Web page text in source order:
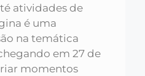
atividades de
é uma
na temática
em 27 de
momentos